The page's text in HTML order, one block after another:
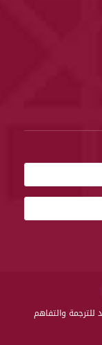
للترجمة والتفاهم